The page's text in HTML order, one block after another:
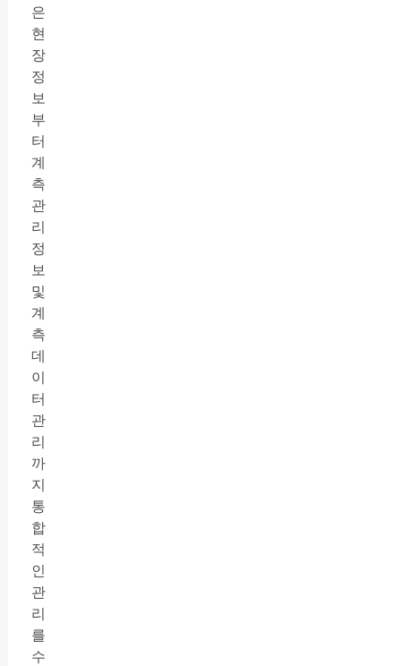
은
현
장
정
보
부
터
계
측
관
리
정
보
및
계
측
데
이
터
관
리
까
지
통
합
적
인
관
리
를
수